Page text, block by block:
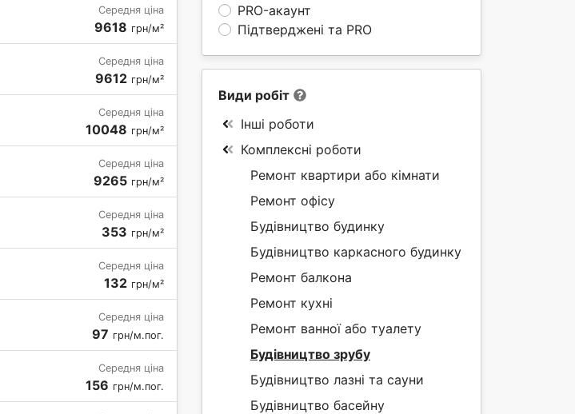
PRO-акаунт
Підтверджені та PRO
Середня ціна
9618 грн/м²
Середня ціна
9612 грн/м²
Середня ціна
10048 грн/м²
Середня ціна
9265 грн/м²
Середня ціна
353 грн/м²
Середня ціна
132 грн/м²
Середня ціна
97 грн/м.пог.
Середня ціна
156 грн/м.пог.
Види робіт
Інші роботи
Комплексні роботи
Ремонт квартири або кімнати
Ремонт офісу
Будівництво будинку
Будівництво каркасного будинку
Ремонт балкона
Ремонт кухні
Ремонт ванної або туалету
Будівництво зрубу
Будівництво лазні та сауни
Будівництво басейну